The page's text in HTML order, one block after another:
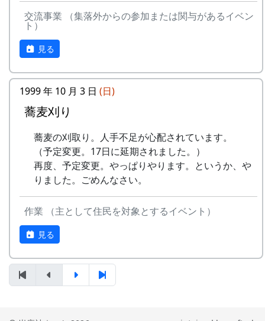
稲刈りの日、田んぼでオリジナル曲を披露・演奏
する棚田コンサート。
夏のイメージを色濃く出した曲です。
水田に降り注ぐ“雨”と“太陽の光”が、私達の命を
支えているのだと実感させられた「里山のよきイ
収穫祭にて
17
棚⽥のステージへ アンジェラ
2000年 加美町〜棚⽥の秋〜 穫れたての
⾥へ
ド
2
加美の⾥か
ら'98
パルス
3 永遠の⾥
すぱ
4
棚⽥の⾵
うた
6 あしたは帰ろう
交流事業 （集落外からの参加または関与があるイベン
ト）
見る
1999 年 10 月 3 日 (日)
蕎麦刈り
蕎麦の刈取り。人手不足が心配されています。
（予定変更。17日に延期されました。）
再度、予定変更。やっぱりやります。というか、や
りました。ごめんなさい。
作業 （主として住民を対象とするイベント）
見る